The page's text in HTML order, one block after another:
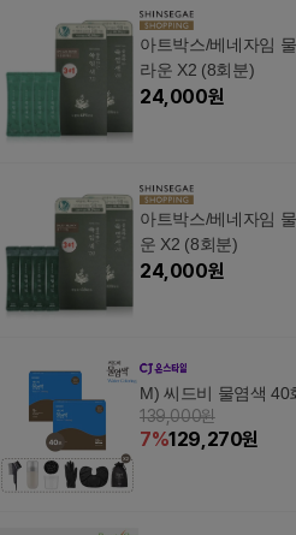
아트박스/베네자임
라운 X2 (8회분)
24,000원
아트박스/베네자임
운 X2 (8회분)
24,000원
M) 씨드비 물염색 40
139,000원
7%129,270원